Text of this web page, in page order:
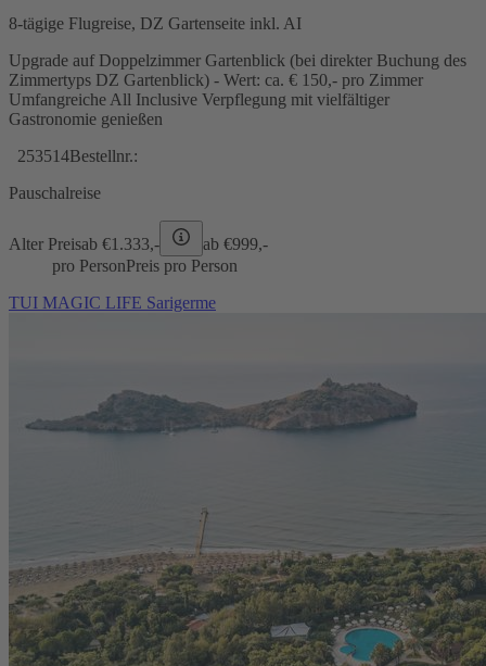
8-tägige Flugreise, DZ Gartenseite inkl. AI
Upgrade auf Doppelzimmer Gartenblick (bei direkter Buchung des
Zimmertyps DZ Gartenblick) - Wert: ca. € 150,- pro Zimmer
Umfangreiche All Inclusive Verpflegung mit vielfältiger
Gastronomie genießen
253514Bestellnr.:
Pauschalreise
Alter Preisab €1.333,- ab €999,-
pro PersonPreis pro Person
TUI MAGIC LIFE Sarigerme